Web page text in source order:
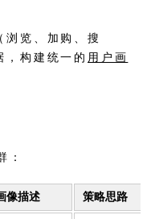
浏览、加购、搜
，构建统一的 用户画
：
像描述 策略思路